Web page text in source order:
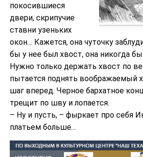
покосившиеся
двери, скрипучие
ставни узеньких
окон… Кажется, она чуточку
бы у нее был хвост, она никогда бы
Нужно только держать хвост по
пытается поднять воображаемый
шаг вперед. Черное бархатное
трещит по шву и лопается.
– Ну и пусть, – фыркает про себя
платьем больше…